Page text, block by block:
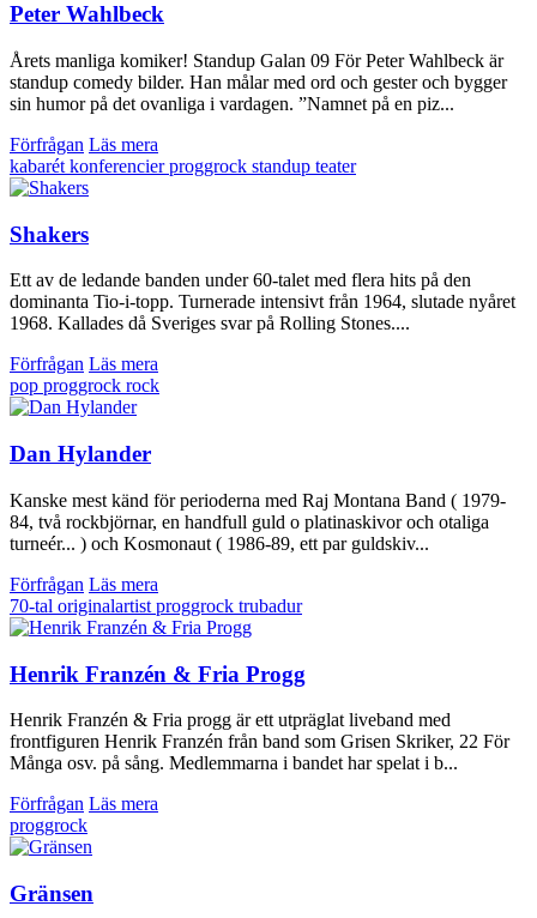
Peter Wahlbeck
Årets manliga komiker! Standup Galan 09 För Peter Wahlbeck är
standup comedy bilder. Han målar med ord och gester och bygger
sin humor på det ovanliga i vardagen. ”Namnet på en piz...
Förfrågan Läs mera
kabarét konferencierproggrock standup teater
Shakers
Ett av de ledande banden under 60-talet med flera hits på den
dominanta Tio-i-topp. Turnerade intensivt från 1964, slutade nyåret
1968. Kallades då Sveriges svar på Rolling Stones....
Förfrågan Läs mera
pop proggrock rock
Dan Hylander
Kanske mest känd för perioderna med Raj Montana Band ( 1979-
84, två rockbjörnar, en handfull guld o platinaskivor och otaliga
turneér... ) och Kosmonaut ( 1986-89, ett par guldskiv...
Förfrågan Läs mera
70-tal originalartist proggrock trubadur
Henrik Franzén & Fria Progg
Henrik Franzén & Fria progg är ett utpräglat liveband med
frontfiguren Henrik Franzén från band som Grisen Skriker, 22 För
Många osv. på sång. Medlemmarna i bandet har spelat i b...
Förfrågan Läs mera
proggrock
Gränsen